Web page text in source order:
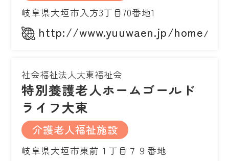
岐阜県大垣市入方3丁目70番地1
http://www.yuuwaen.jp/home/
社会福祉法人大東福祉会
特別養護老人ホームゴールド
ライフ大東
介護老人福祉施設
岐阜県大垣市東前１丁目７９番地